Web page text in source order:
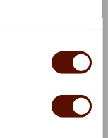
i 2 de gener